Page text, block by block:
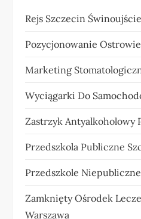
Rejs Szczecin Świnoujście
Pozycjonowanie
Marketing
Wyciągarki Do
Zastrzyk Antyalkoholowy
Przedszkola Publiczne
Przedszkole
Zamknięty Ośrodek
Warszawa